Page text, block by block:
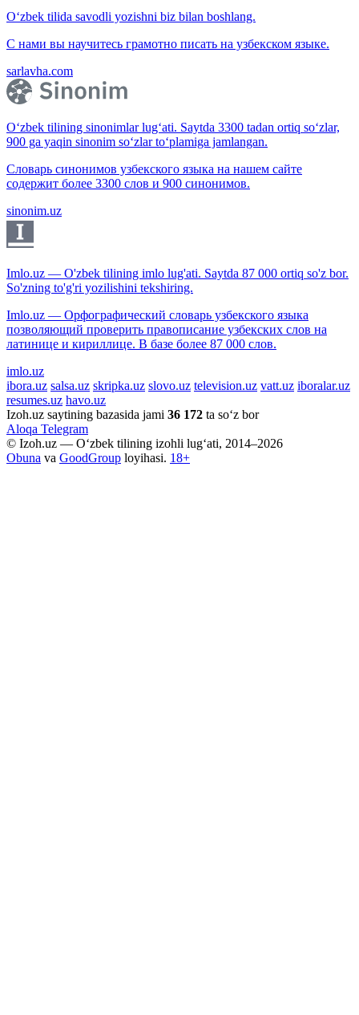
O‘zbek tilida savodli yozishni biz bilan boshlang.
С нами вы научитесь грамотно писать на узбекском языке.
sarlavha.com
O‘zbek tilining sinonimlar lug‘ati. Saytda 3300 tadan ortiq so‘zlar,
900 ga yaqin sinonim so‘zlar to‘plamiga jamlangan.
Словарь синонимов узбекского языка на нашем сайте
содержит более 3300 слов и 900 синонимов.
sinonim.uz
Imlo.uz — O'zbek tilining imlo lug'ati. Saytda 87 000 ortiq so'z bor.
So'zning to'g'ri yozilishini tekshiring.
Imlo.uz — Орфографический словарь узбекского языка
позволяющий проверить правописание узбекских слов на
латинице и кириллице. В базе более 87 000 слов.
imlo.uz
ibora.uz salsa.uz skripka.uz slovo.uz television.uz vatt.uz iboralar.uz
resumes.uz havo.uz
Izoh.uz saytining bazasida jami 36 172 ta so‘z bor
Aloqa Telegram
© Izoh.uz — O‘zbek tilining izohli lug‘ati, 2014–2026
Obuna va GoodGroup loyihasi. 18+